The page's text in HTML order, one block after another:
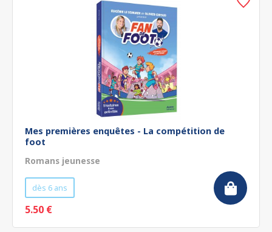
Mes premières enquêtes - La compétition de
foot
Romans jeunesse
dès 6 ans
5.50 €